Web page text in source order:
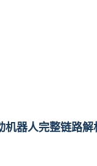
器人完整链路